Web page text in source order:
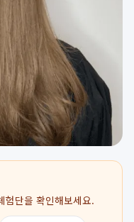
험단을 확인해보세요.